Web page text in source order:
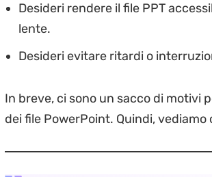
Desideri rendere il file PPT
lente.
Desideri evitare ritardi o
In breve, ci sono un sacco di motivi
dei file PowerPoint. Quindi, vediamo